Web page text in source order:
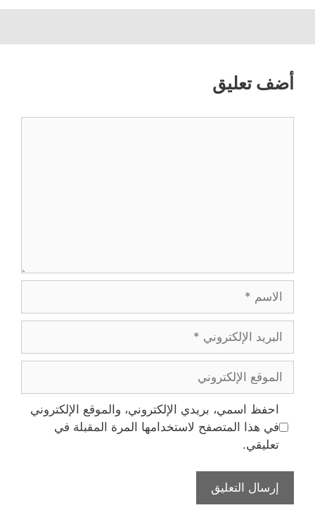
أضف تعليق
الإلكتروني
الإلكتروني
احفظ اسمي، بريدي الإلكتروني، والموقع الإلكتروني
في هذا المتصفح لاستخدامها المرة المقبلة في
تعليقي.